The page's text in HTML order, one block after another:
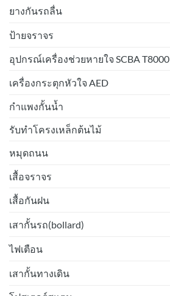
ยางกันรถลื่น
ป้ายจราจร
อุปกรณ์เครื่องช่วยหายใจ SCBA T8000
เครื่องกระตุกหัวใจ AED
กำแพงกั้นน้ำ
รับทำโครงเหล็กต้นไม้
หมุดถนน
เสื้อจราจร
เสื้อกันฝน
เสากั้นรถ(bollard)
ไฟเตือน
เสากั้นทางเดิน